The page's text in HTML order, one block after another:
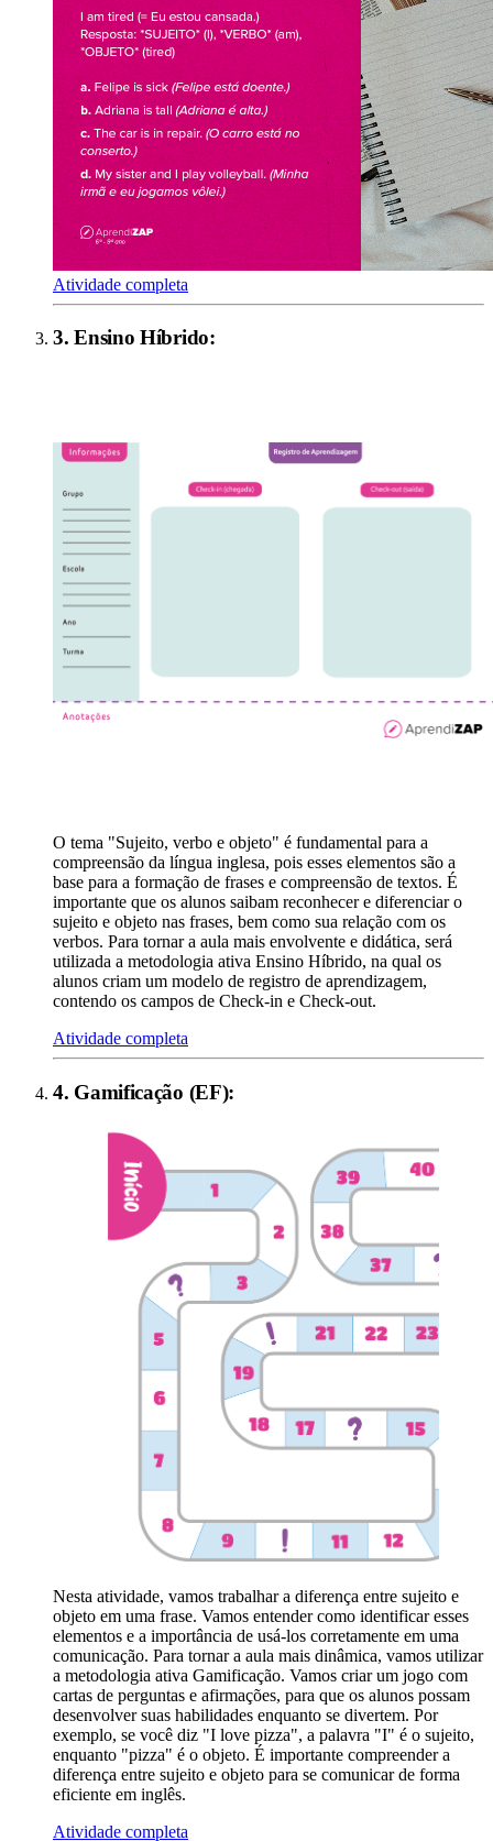
Atividade completa
3.Ensino Híbrido:
O tema "Sujeito, verbo e objeto" é fundamental para a
compreensão da língua inglesa, pois esses elementos são a
base para a formação de frases e compreensão de textos. É
importante que os alunos saibam reconhecer e diferenciar o
sujeito e objeto nas frases, bem como sua relação com os
verbos. Para tornar a aula mais envolvente e didática, será
utilizada a metodologia ativa Ensino Híbrido, na qual os
alunos criam um modelo de registro de aprendizagem,
contendo os campos de Check-in e Check-out.
Atividade completa
4. Gamificação (EF):
Nesta atividade, vamos trabalhar a diferença entre sujeito e
objeto em uma frase. Vamos entender como identificar esses
elementos e a importância de usá-los corretamente em uma
comunicação. Para tornar a aula mais dinâmica, vamos utilizar
a metodologia ativa Gamificação. Vamos criar um jogo com
cartas de perguntas e afirmações, para que os alunos possam
desenvolver suas habilidades enquanto se divertem. Por
exemplo, se você diz "I love pizza", a palavra "I" é o sujeito,
enquanto "pizza" é o objeto. É importante compreender a
diferença entre sujeito e objeto para se comunicar de forma
eficiente em inglês.
Atividade completa